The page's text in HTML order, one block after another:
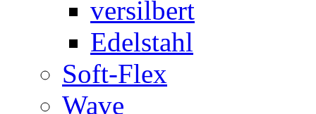
versilbert
Edelstahl
Soft-Flex
Wave